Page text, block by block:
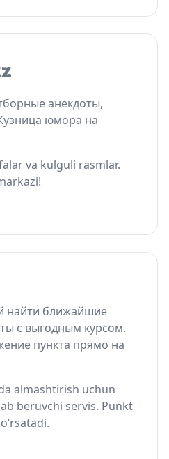
анекдоты,
юмора на
va kulguli rasmlar.
найти ближайшие
с выгодным курсом.
пункта прямо на
almashtirish uchun
beruvchi servis. Punkt